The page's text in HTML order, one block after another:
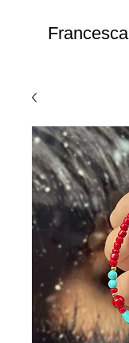
Francesca